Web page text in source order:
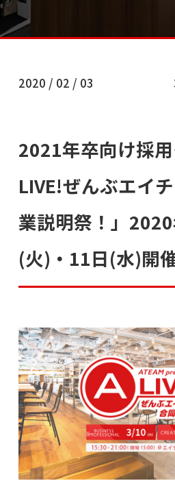
2020 / 02 / 03
2021年卒向け採
LIVE!ぜんぶエイ
業説明祭！」
(火)・11日(水)開